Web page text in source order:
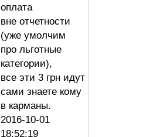
оплата
вне отчетности
(уже умолчим
про льготные
категории),
все эти 3 грн идут
сами знаете кому
в карманы.
2016-10-01
18:52:19